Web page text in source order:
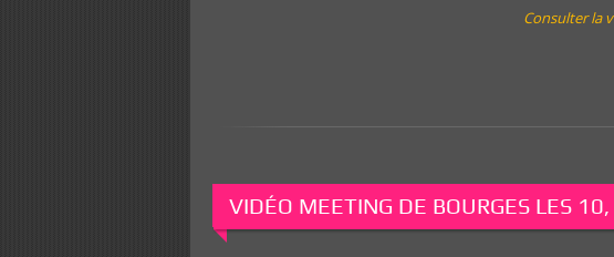
Consulter la
VIDÉO MEETING DE BOURGES LES